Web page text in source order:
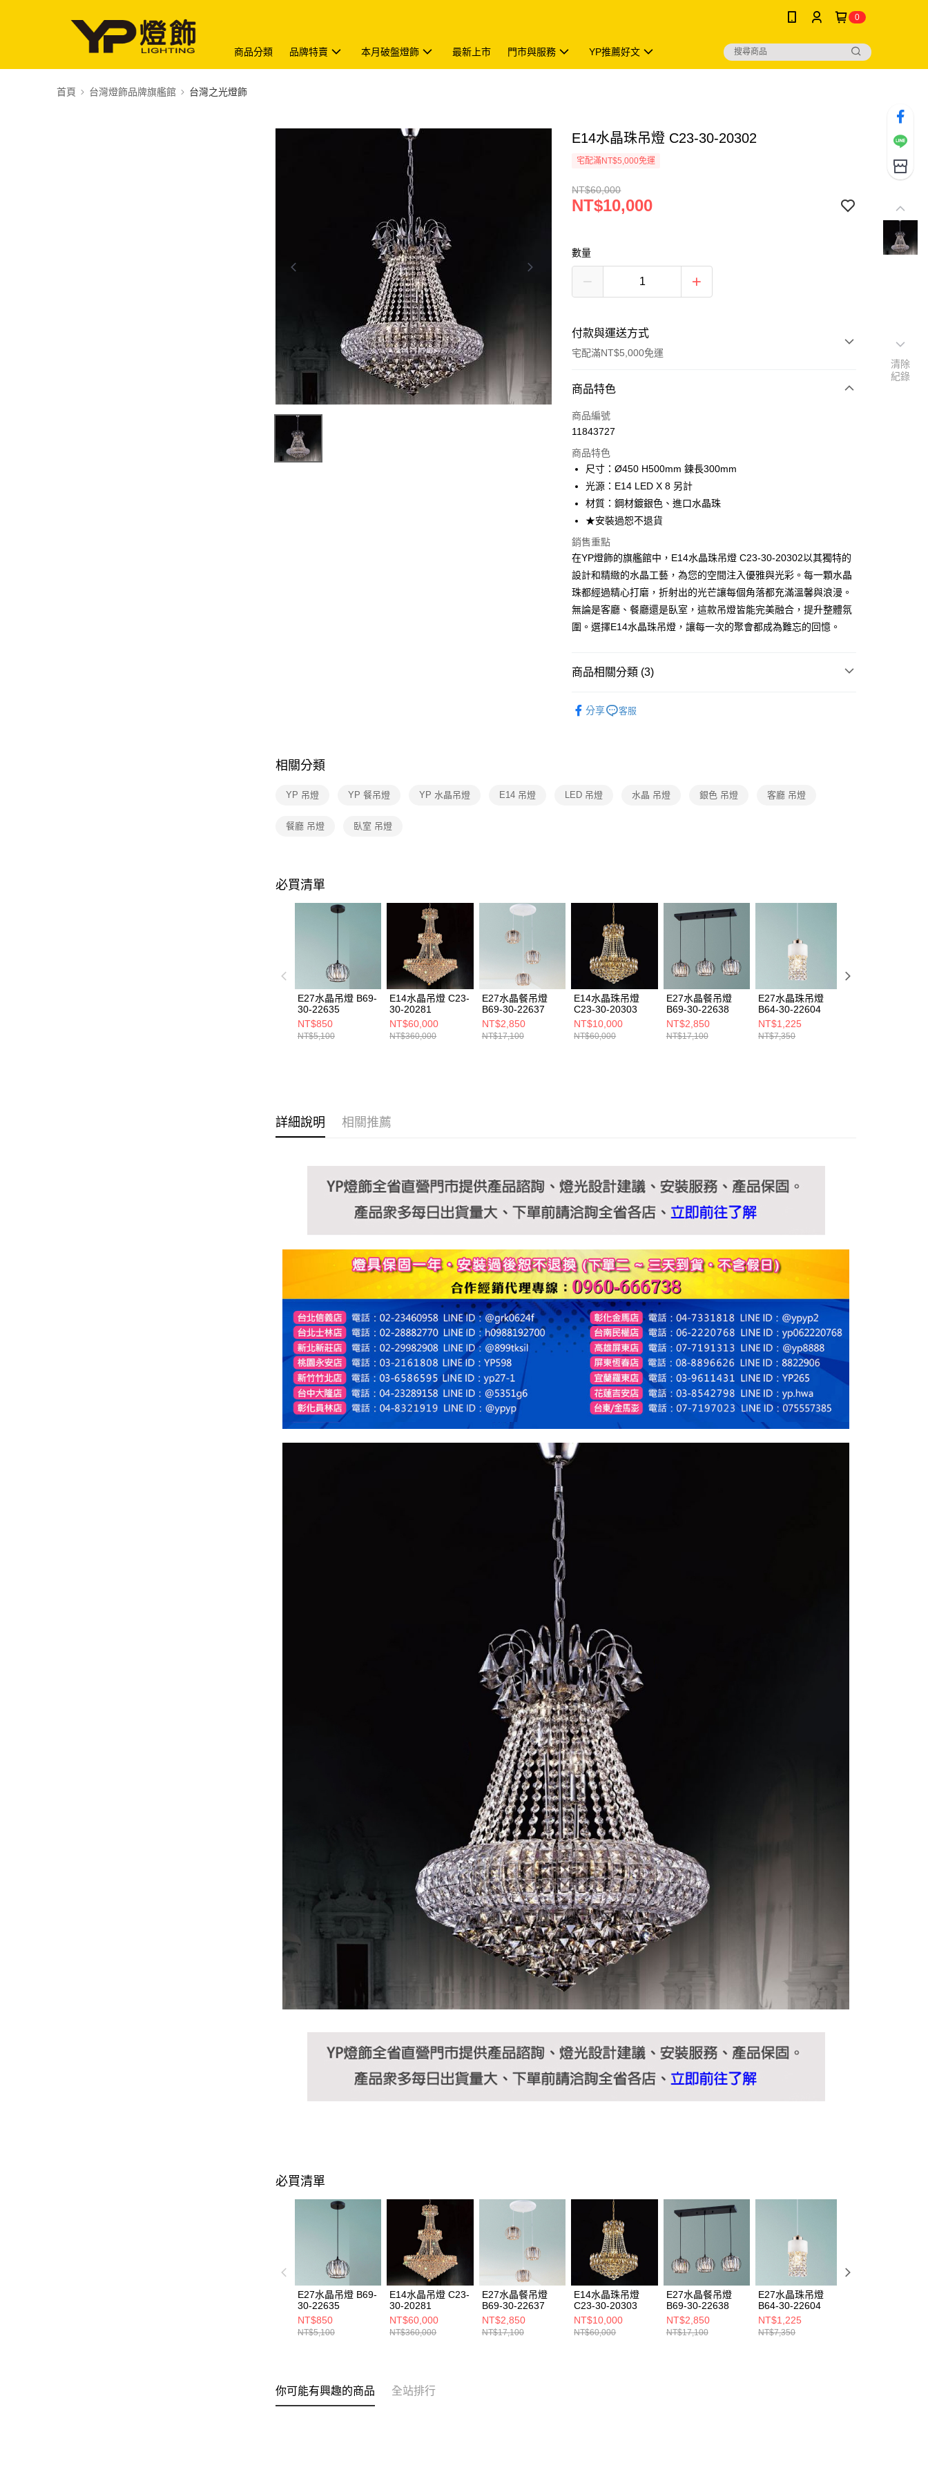
0
商品分類 品牌特賣 本月破盤燈飾 最新上市 門市與服務 YP推薦好文
首頁 台灣燈飾品牌旗艦館 台灣之光燈飾
E14水晶珠吊燈 C23-30-20302
宅配滿NT$5,000免運
NT$60,000
NT$10,000
數量
付款與運送方式
宅配滿NT$5,000免運
付款方式
信用卡一次付款
Apple Pay
街口支付
悠遊付
Google Pay
AFTEE先享後付
相關說明
【關於「AFTEE先享後付」】
AFTEE先享後付是「在收到商品之後才付款」的支付方式。 讓您購物簡單
２．便利：只要手機號碼，簡訊認證，即可結帳。
【「AFTEE先享後付」結帳流程】
絡購買商品的店家。未經商家同意取消之訂單仍視為有效，需透過AFTEE
求債權轉讓予恩沛科技股份有限公司。
２．關於個人資料處理事宜，請瀏覽以下網址：
https://aftee.tw/terms/#terms3
３．未成年的使用者請事先徵得法定代理人或監護人之同意方可使用
「AFTEE先享後付」，若未經同意申辦者引起之損失，本公司不負相關責
任。
４．使用「AFTEE先享後付」時，將依據個別帳號之用戶狀況，依本公司
即時審查核予不同之上限額度；若仍有額度不足之情形，本公司將視審查
結果請求用戶進行身份認證。
５．嚴禁一人註冊多個帳號或使用他人資訊註冊。若發現惡意使用之情
形，恩沛科技股份有限公司將有權停止該用戶之使用額度並採取法律行
ATM付款
運送方式
新竹貨運宅配
商品特色
商品編號
11843727
商品特色
尺寸：Ø450 H500mm 鍊長300mm
光源：E14 LED X 8 另計
材質：鋼材鍍銀色、進口水晶珠
★安裝過恕不退貨
銷售重點
在YP燈飾的旗艦館中，E14水晶珠吊燈 C23-30-20302以其獨特的
設計和精緻的水晶工藝，為您的空間注入優雅與光彩。每一顆水晶
珠都經過精心打磨，折射出的光芒讓每個角落都充滿溫馨與浪漫。
無論是客廳、餐廳還是臥室，這款吊燈皆能完美融合，提升整體氛
圍。選擇E14水晶珠吊燈，讓每一次的聚會都成為難忘的回憶。
商品相關分類 (3)
分享 客服
相關分類
YP 吊燈 YP 餐吊燈 YP 水晶吊燈 E14 吊燈 LED 吊燈 水晶 吊燈 銀色 吊燈 客廳 吊燈
餐廳 吊燈 臥室 吊燈
必買清單
E27水晶吊燈 B69-
30-22635
NT$850
NT$5,100
E14水晶吊燈 C23-
30-20281
NT$60,000
NT$360,000
E27水晶餐吊燈
B69-30-22637
NT$2,850
NT$17,100
E14水晶珠吊燈
C23-30-20303
NT$10,000
NT$60,000
E27水晶餐吊燈
B69-30-22638
NT$2,850
NT$17,100
E27水晶珠吊燈
B64-30-22604
NT$1,225
NT$7,350
詳細說明 相關推薦
必買清單
E27水晶吊燈 B69-
30-22635
NT$850
NT$5,100
E14水晶吊燈 C23-
30-20281
NT$60,000
NT$360,000
E27水晶餐吊燈
B69-30-22637
NT$2,850
NT$17,100
E14水晶珠吊燈
C23-30-20303
NT$10,000
NT$60,000
E27水晶餐吊燈
B69-30-22638
NT$2,850
NT$17,100
E27水晶珠吊燈
B64-30-22604
NT$1,225
NT$7,350
你可能有興趣的商品 全站排行
清除
紀錄